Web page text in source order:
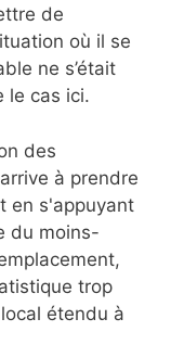
de
où il se
ne s’était
le cas ici.
des
à prendre
en s'appuyant
du moins-
trop
étendu à